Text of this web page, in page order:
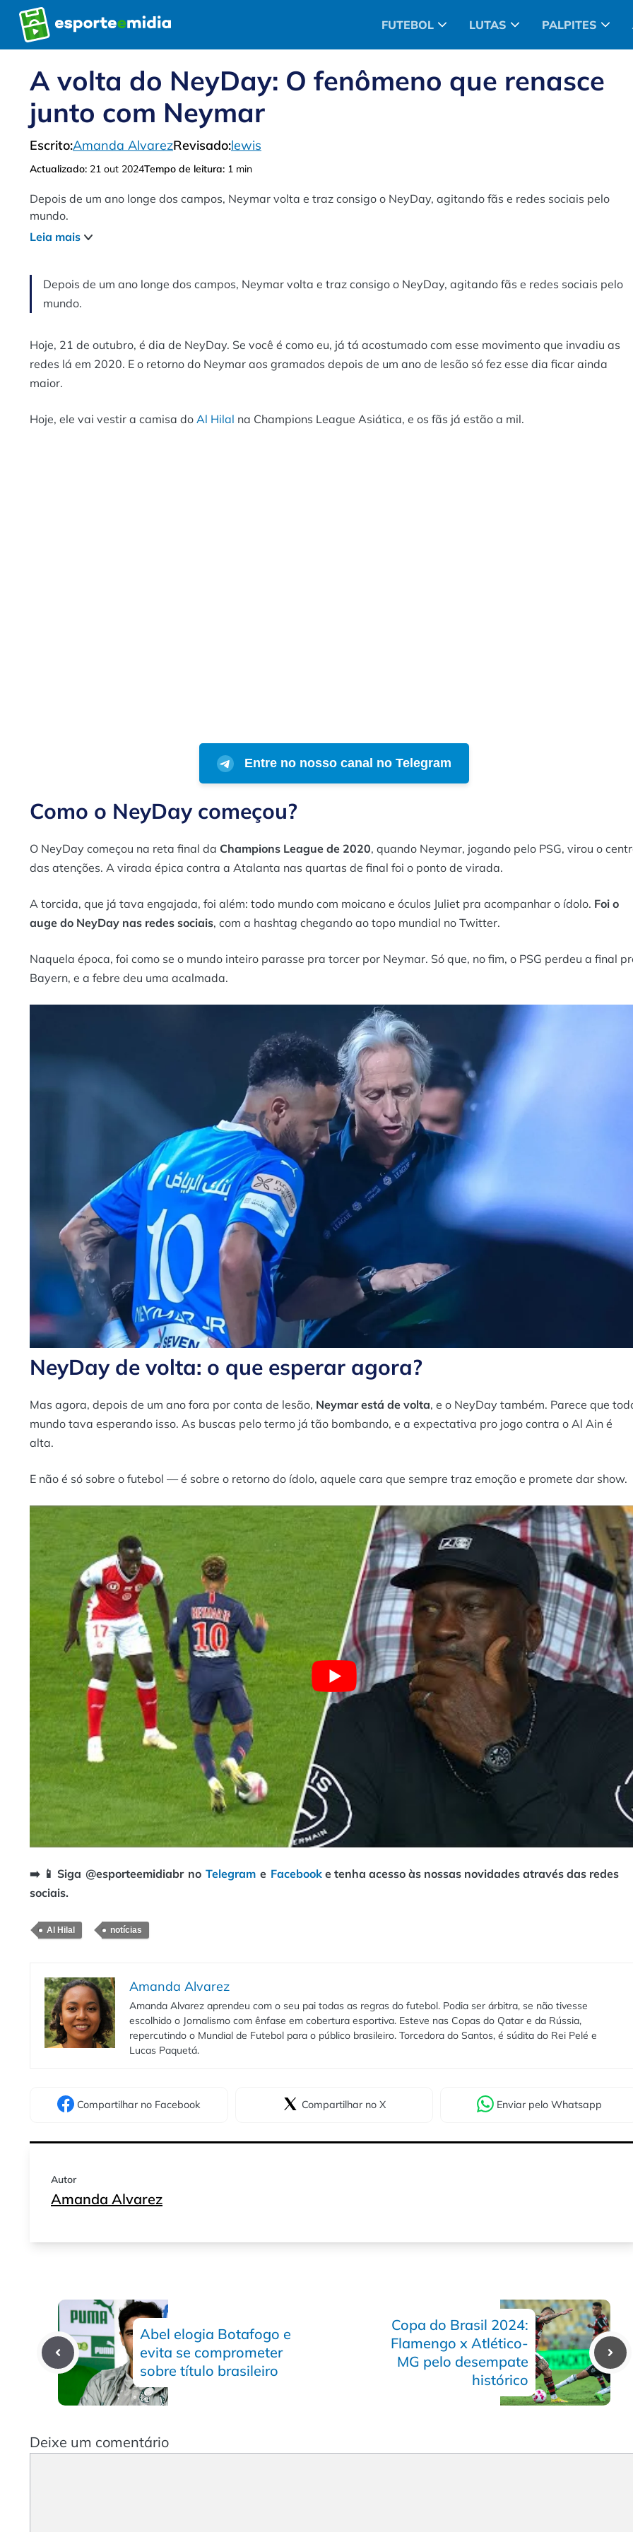
Pular
para
o
FUTEBOL LUTAS PALPITES
A volta do NeyDay: O fenômeno que renasce
junto com Neymar
Escrito:Amanda AlvarezRevisado:lewis
Actualizado: 21 out 2024Tempo de leitura: 1 min
Depois de um ano longe dos campos, Neymar volta e traz consigo o NeyDay, agitando fãs e redes sociais pelo
mundo.
Leia mais
Depois de um ano longe dos campos, Neymar volta e traz consigo o NeyDay, agitando fãs e redes sociais pelo
mundo.
Hoje, 21 de outubro, é dia de NeyDay. Se você é como eu, já tá acostumado com esse movimento que invadiu as
redes lá em 2020. E o retorno do Neymar aos gramados depois de um ano de lesão só fez esse dia ficar ainda
maior.
Hoje, ele vai vestir a camisa do Al Hilal na Champions League Asiática, e os fãs já estão a mil.
Entre no nosso canal no Telegram
Como o NeyDay começou?
O NeyDay começou na reta final da Champions League de 2020, quando Neymar, jogando pelo PSG, virou o
das atenções. A virada épica contra a Atalanta nas quartas de final foi o ponto de virada.
A torcida, que já tava engajada, foi além: todo mundo com moicano e óculos Juliet pra acompanhar o ídolo. Foi o
auge do NeyDay nas redes sociais, com a hashtag chegando ao topo mundial no Twitter.
Naquela época, foi como se o mundo inteiro parasse pra torcer por Neymar. Só que, no fim, o PSG perdeu a final
Bayern, e a febre deu uma acalmada.
NeyDay de volta: o que esperar agora?
Mas agora, depois de um ano fora por conta de lesão, Neymar está de volta, e o NeyDay também. Parece que
mundo tava esperando isso. As buscas pelo termo já tão bombando, e a expectativa pro jogo contra o Al Ain é
alta.
E não é só sobre o futebol — é sobre o retorno do ídolo, aquele cara que sempre traz emoção e promete dar show.
➡️ 📱 Siga @esporteemidiabr no Telegram e Facebook e tenha acesso às nossas novidades através das redes
sociais.
Al Hilal notícias
Amanda Alvarez
Amanda Alvarez aprendeu com o seu pai todas as regras do futebol. Podia ser árbitra, se não tivesse
escolhido o Jornalismo com ênfase em cobertura esportiva. Esteve nas Copas do Qatar e da Rússia,
repercutindo o Mundial de Futebol para o público brasileiro. Torcedora do Santos, é súdita do Rei Pelé e
Lucas Paquetá.
Compartilhar no Facebook Compartilhar no X Enviar pelo Whatsapp
Autor
Amanda Alvarez
Abel elogia Botafogo e
evita se comprometer
sobre título brasileiro
Copa do Brasil 2024:
Flamengo x Atlético-
MG pelo desempate
histórico
Deixe um comentário